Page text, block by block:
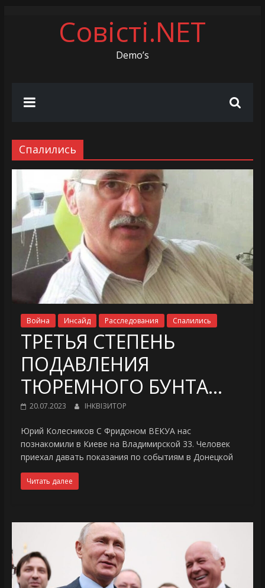
Совісті.NET
Demo’s
Спалились
Война Инсайд Расследования Спалились
ТРЕТЬЯ СТЕПЕНЬ
ПОДАВЛЕНИЯ
ТЮРЕМНОГО БУНТА…
20.07.2023 ІНКВІЗИТОР
Юрий Колесников С Фридоном ВЕКУА нас
познакомили в Киеве на Владимирской 33. Человек
приехал давать показания по событиям в Донецкой
Читать далее